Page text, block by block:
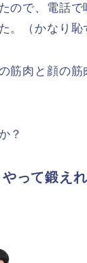
ので、電話で
。（かなり恥
筋肉と顔の筋
？
って鍛え